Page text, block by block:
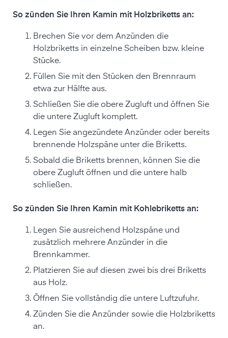
So zünden Sie Ihren Kamin mit Holzbriketts an:
Brechen Sie vor dem Anzünden die
Holzbriketts in einzelne Scheiben bzw. kleine
Stücke.
Füllen Sie mit den Stücken den Brennraum
etwa zur Hälfte aus.
Schließen Sie die obere Zugluft und öffnen Sie
die untere Zugluft komplett.
Legen Sie angezündete Anzünder oder bereits
brennende Holzspäne unter die Briketts.
Sobald die Briketts brennen, können Sie die
obere Zugluft öffnen und die untere halb
schließen.
So zünden Sie Ihren Kamin mit Kohlebriketts an:
Legen Sie ausreichend Holzspäne und
zusätzlich mehrere Anzünder in die
Brennkammer.
Platzieren Sie auf diesen zwei bis drei Briketts
aus Holz.
Öffnen Sie vollständig die untere Luftzufuhr.
Zünden Sie die Anzünder sowie die Holzbriketts
an.